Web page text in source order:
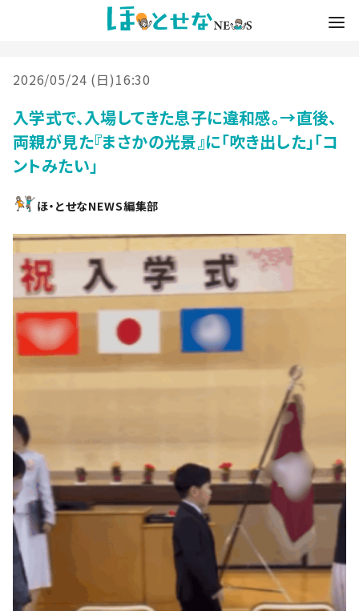
2026/05/24 (日)16:30
入学式で、入場してきた息子に違和感。→直後、
両親が見た『まさかの光景』に「吹き出した」「コ
ントみたい」
ほ・とせなNEWS編集部